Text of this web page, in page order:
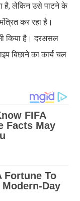
है, लेकिन उसे पाटने के
कर रहा है।
किया है। दरअसल
बिछाने का कार्य चल